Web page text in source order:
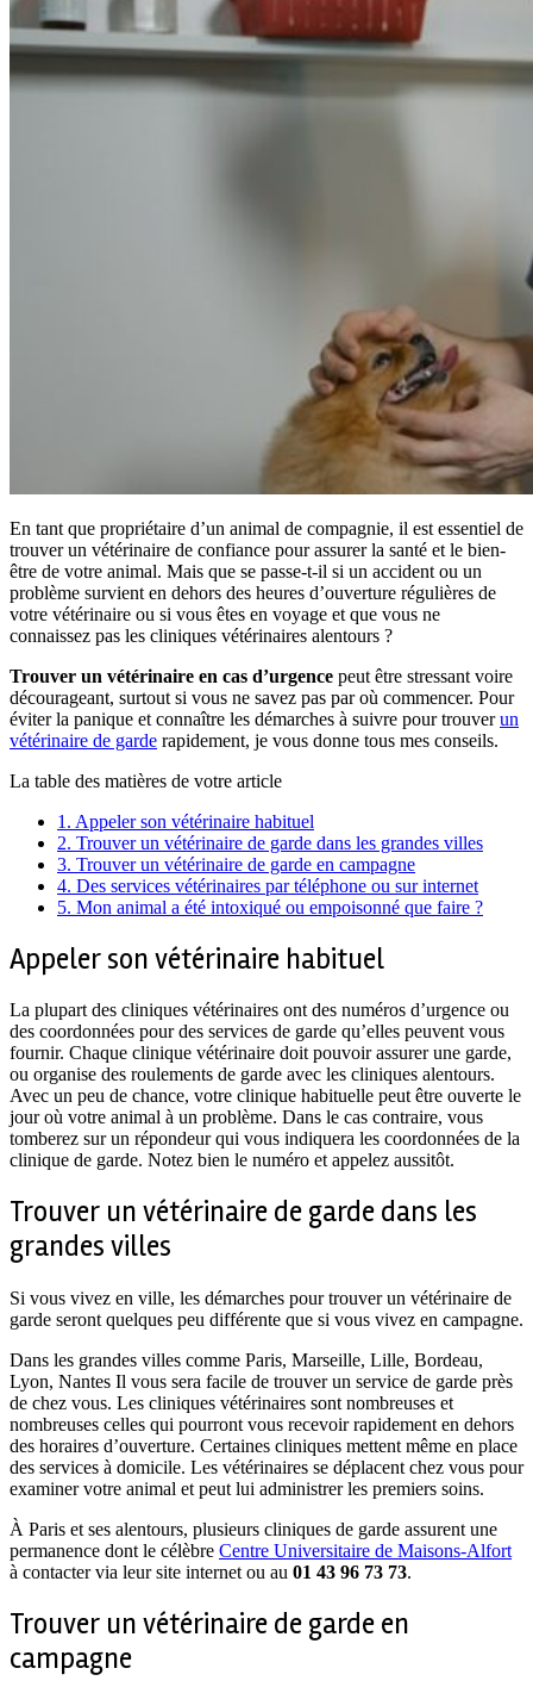
En tant que propriétaire d’un animal de compagnie, il est essentiel de
trouver un vétérinaire de confiance pour assurer la santé et le bien-
être de votre animal. Mais que se passe-t-il si un accident ou un
problème survient en dehors des heures d’ouverture régulières de
votre vétérinaire ou si vous êtes en voyage et que vous ne
connaissez pas les cliniques vétérinaires alentours ?
Trouver un vétérinaire en cas d’urgence peut être stressant voire
décourageant, surtout si vous ne savez pas par où commencer. Pour
éviter la panique et connaître les démarches à suivre pour trouverun
vétérinaire de garde rapidement, je vous donne tous mes conseils.
La table des matières de votre article
1. Appeler son vétérinaire habituel
2. Trouver un vétérinaire de garde dans les grandes villes
3. Trouver un vétérinaire de garde en campagne
4. Des services vétérinaires par téléphone ou sur internet
5. Mon animal a été intoxiqué ou empoisonné que faire ?
Appeler son vétérinaire habituel
La plupart des cliniques vétérinaires ont des numéros d’urgence ou
des coordonnées pour des services de garde qu’elles peuvent vous
fournir. Chaque clinique vétérinaire doit pouvoir assurer une garde,
ou organise des roulements de garde avec les cliniques alentours.
Avec un peu de chance, votre clinique habituelle peut être ouverte le
jour où votre animal à un problème. Dans le cas contraire, vous
tomberez sur un répondeur qui vous indiquera les coordonnées de la
clinique de garde. Notez bien le numéro et appelez aussitôt.
Trouver un vétérinaire de garde dans les
grandes villes
Si vous vivez en ville, les démarches pour trouver un vétérinaire de
garde seront quelques peu différente que si vous vivez en campagne.
Dans les grandes villes comme Paris, Marseille, Lille, Bordeau,
Lyon, Nantes Il vous sera facile de trouver un service de garde près
de chez vous. Les cliniques vétérinaires sont nombreuses et
nombreuses celles qui pourront vous recevoir rapidement en dehors
des horaires d’ouverture. Certaines cliniques mettent même en place
des services à domicile. Les vétérinaires se déplacent chez vous pour
examiner votre animal et peut lui administrer les premiers soins.
À Paris et ses alentours, plusieurs cliniques de garde assurent une
permanence dont le célèbre Centre Universitaire de Maisons-Alfort
à contacter via leur site internet ou au 01 43 96 73 73.
Trouver un vétérinaire de garde en
campagne